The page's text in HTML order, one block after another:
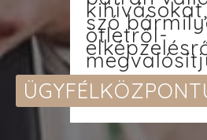
szó
ötletről-